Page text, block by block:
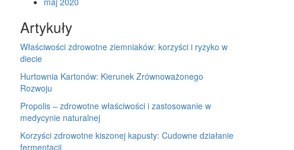
Artykuły
Właściwości zdrowotne ziemniaków: korzyści i ryzyko w
diecie
Hurtownia Kartonów: Kierunek Zrównoważonego
Rozwoju
Propolis – zdrowotne właściwości i zastosowanie w
medycynie naturalnej
Korzyści zdrowotne kiszonej kapusty: Cudowne działanie
fermentacji